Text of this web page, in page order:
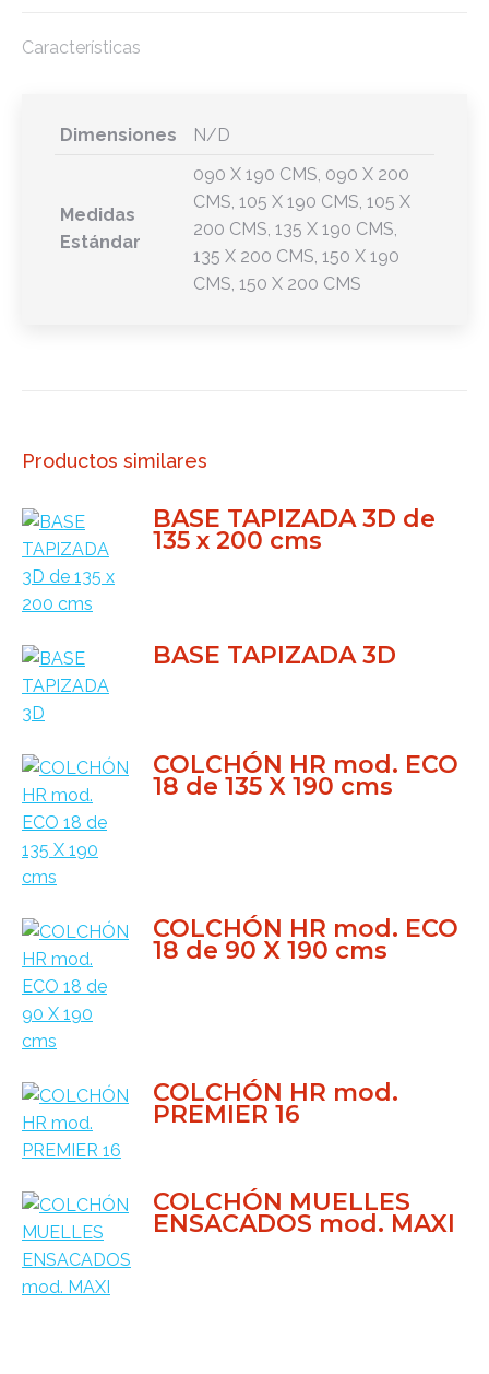
Características
Dimensiones N/D
Medidas
Estándar
090 X 190 CMS, 090 X 200
CMS, 105 X 190 CMS, 105 X
200 CMS, 135 X 190 CMS,
135 X 200 CMS, 150 X 190
CMS, 150 X 200 CMS
Productos similares
BASE TAPIZADA 3D de
135 x 200 cms
BASE TAPIZADA 3D
COLCHÓN HR mod. ECO
18 de 135 X 190 cms
COLCHÓN HR mod. ECO
18 de 90 X 190 cms
COLCHÓN HR mod.
PREMIER 16
COLCHÓN MUELLES
ENSACADOS mod. MAXI